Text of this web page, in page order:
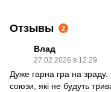
Отзывы 2
Влад
27.02.2026 в 12:29
Дуже гарна гра на зраду.
союзи, які не будуть